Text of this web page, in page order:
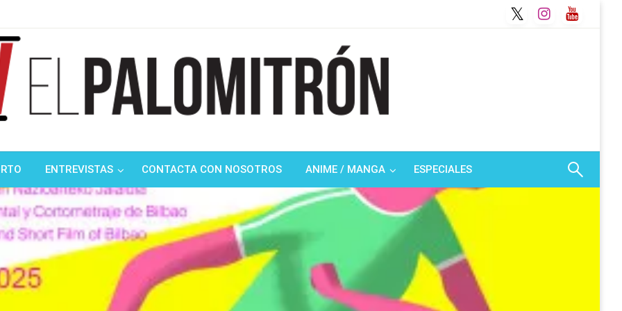
ENTREVISTAS CONTACTA CON NOSOTROS ANIME / MANGA ESPECIALES